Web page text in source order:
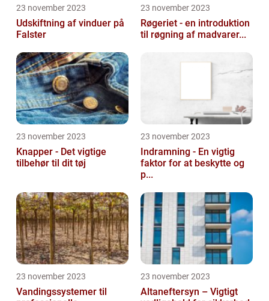
23 november 2023
Udskiftning af vinduer på
Falster
23 november 2023
Røgeriet - en introduktion
til røgning af madvarer...
23 november 2023
Knapper - Det vigtige
tilbehør til dit tøj
23 november 2023
Indramning - En vigtig
faktor for at beskytte og
p...
23 november 2023
Vandingssystemer til
23 november 2023
Altaneftersyn – Vigtigt